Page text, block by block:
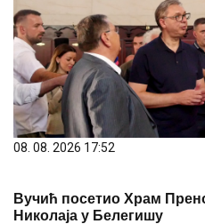
08. 08. 2026 17:52
Вучић посетио Храм
Николаја у Белегишу